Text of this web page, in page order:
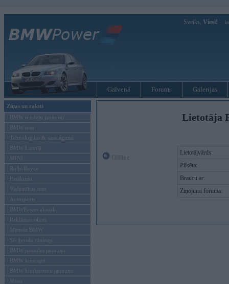
Sveiks, Viesi!
Galvenā Forums Galerijas
Ziņas un raksti
BMW modeļu jaunumi
BMW testi
Tehnoloģijas & sasniegumi
BMW Latvijā
MINI
Rolls-Royce
Pasākumi
Vadāmības tests
Autosports
BMWPower aktuāli
Reklāmas raksti
Mēneša BMW
Sērijveida tūnings
BMW pasaules jaunumi
BMW koncepti
BMW konkurentu jaunumi
Moto
Lietotāja
Lietotājvārds:
Pilsēta:
Braucu ar:
Ziņojumi forumā: